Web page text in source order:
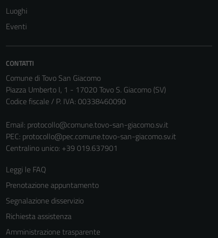
Luoghi
Eventi
CONTATTI
Comune di Tovo San Giacomo
Piazza Umberto I, 1 - 17020 Tovo S. Giacomo (SV)
Codice fiscale / P. IVA: 00338460090
Email: protocollo@comune.tovo-san-giacomo.sv.it
PEC: protocollo@pec.comune.tovo-san-giacomo.sv.it
Centralino unico: +39 019.637901
Leggi le FAQ
Prenotazione appuntamento
Segnalazione disservizio
Richiesta assistenza
Amministrazione trasparente